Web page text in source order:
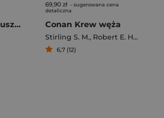
Trzy Udręczone Dusze. Three Shattered Souls. The Broken Blades. Tom 3
69,90 zł - sugerowana cena
detaliczna
Conan Krew węża
Stirling S. M., Robert E. Howard
6,7 (12)